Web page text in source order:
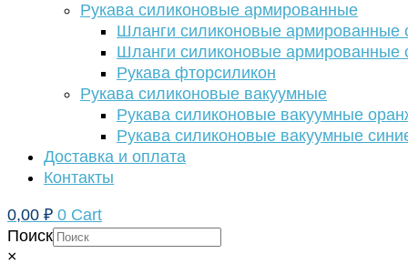
Рукава силиконовые армированные
Шланги силиконовые армированные
Шланги силиконовые армированные
Рукава фторсиликон
Рукава силиконовые вакуумные
Рукава силиконовые вакуумные
Рукава силиконовые вакуумные
Доставка и оплата
Контакты
0,00 ₽ 0 Cart
Поиск
×